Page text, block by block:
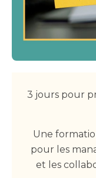
3 jours pour
Une
pour les
et les